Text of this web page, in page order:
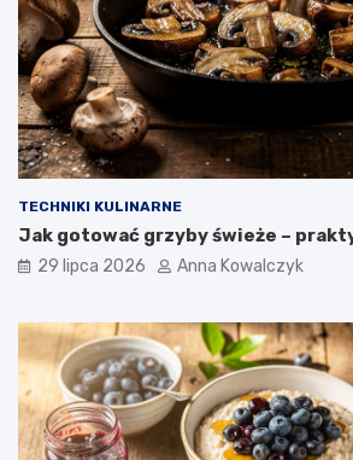
TECHNIKI KULINARNE
Jak gotować grzyby świeże –
29 lipca 2026 Anna Kowalczyk